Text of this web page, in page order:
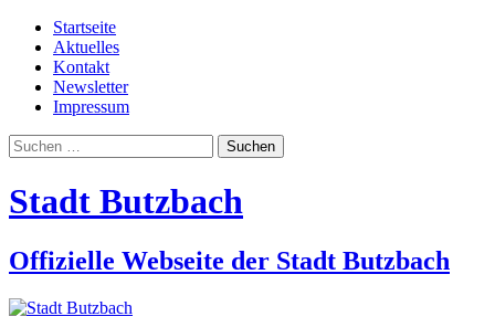
Startseite
Aktuelles
Kontakt
Newsletter
Impressum
Suchen
nach:
Stadt Butzbach
Offizielle Webseite der Stadt Butzbach